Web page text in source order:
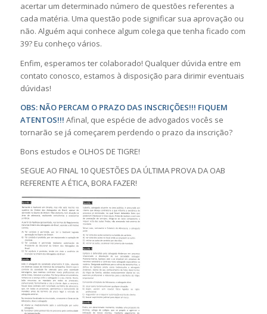
acertar um determinado número de questões referentes a
cada matéria. Uma questão pode significar sua aprovação ou
não. Alguém aqui conhece algum colega que tenha ficado com
39? Eu conheço vários.
Enfim, esperamos ter colaborado! Qualquer dúvida entre em
contato conosco, estamos à disposição para dirimir eventuais
dúvidas!
OBS: NÃO PERCAM O PRAZO DAS INSCRIÇÕES!!! FIQUEM
ATENTOS!!! Afinal, que espécie de advogados vocês se
tornarão se já começarem perdendo o prazo da inscrição?
Bons estudos e OLHOS DE TIGRE!
SEGUE AO FINAL 10 QUESTÕES DA ÚLTIMA PROVA DA OAB
REFERENTE A ÉTICA, BORA FAZER!